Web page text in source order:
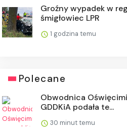
Groźny wypadek w
śmigłowiec LPR
1 godzina temu
Polecane
Obwodnica
GDDKiA podała te...
30 minut temu